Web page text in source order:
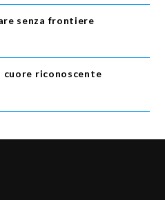
senza frontiere
cuore riconoscente